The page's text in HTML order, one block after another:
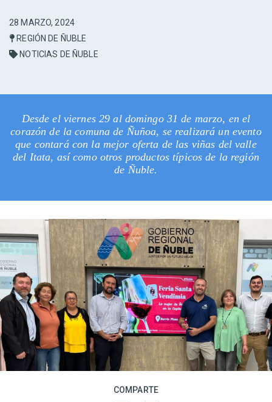
28 MARZO, 2024
REGIÓN DE ÑUBLE
NOTICIAS DE ÑUBLE
Desde el viernes 29 al domingo 31 de marzo, en el
corazón de la comuna de Ñuñoa, se realizará un evento
que contará con la mejor oferta de las viñas del valle
del Itata, así como otros productos típicos de la región
de Ñuble.
COMPARTE